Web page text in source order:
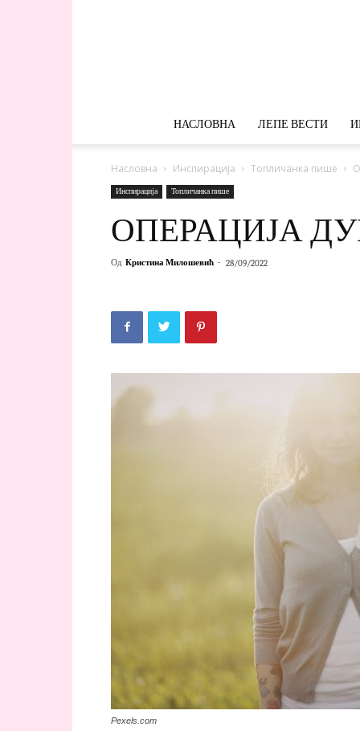
НАСЛОВНА ЛЕПЕ ВЕСТИ
Насловна Инспирација Топличанка пише
Инспирација Топличанка пише
ОПЕРАЦИЈА
Од Кристина Милошевић - 28/09/2022
Pexels.com